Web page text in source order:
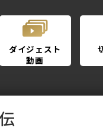
ダイジェスト
動画